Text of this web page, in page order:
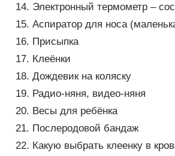
Электронный термометр –
Аспиратор для носа
Присыпка
Клеёнки
Дождевик на коляску
Радио-няня, видео-няня
Весы для ребёнка
Послеродовой бандаж
Какую выбрать клеенку в